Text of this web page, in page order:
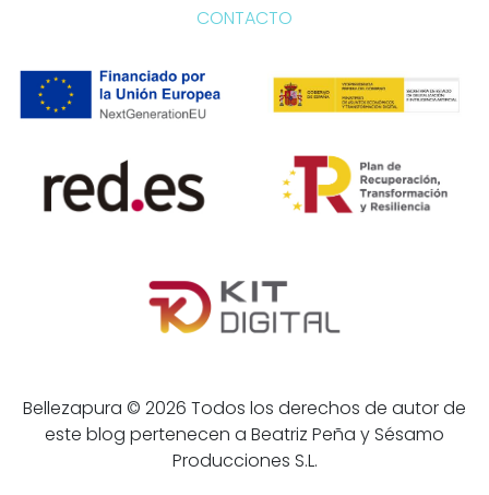
CONTACTO
Bellezapura © 2026 Todos los derechos de autor de
este blog pertenecen a Beatriz Peña y Sésamo
Producciones S.L.